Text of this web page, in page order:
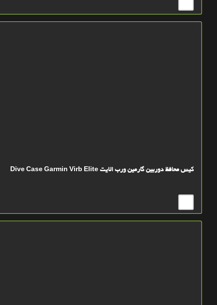
کیس محافظ دوربین گارمین ورب الایت Dive Case Garmin Virb Elite